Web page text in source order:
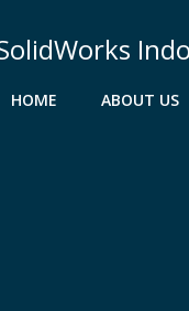
HOME ABOUT US